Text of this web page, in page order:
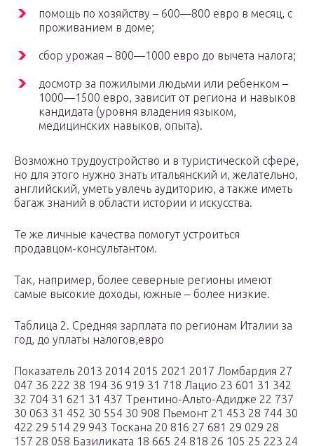
помощь по хозяйству – 600—800 евро в месяц, с
проживанием в доме;
сбор урожая – 800—1000 евро до вычета налога;
досмотр за пожилыми людьми или ребенком –
1000—1500 евро, зависит от региона и навыков
кандидата (уровня владения языком,
медицинских навыков, опыта).
Возможно трудоустройство и в туристической сфере,
но для этого нужно знать итальянский и, желательно,
английский, уметь увлечь аудиторию, а также иметь
багаж знаний в области истории и искусства.
Те же личные качества помогут устроиться
продавцом-консультантом.
Так, например, более северные регионы имеют
самые высокие доходы, южные ‒ более низкие.
Таблица 2. Средняя зарплата по регионам Италии за
год, до уплаты налогов,евро
Показатель 2013 2014 2015 2021 2017 Ломбардия 27
047 36 222 38 194 36 919 31 718 Лацио 23 601 31 342
32 704 31 621 31 437 Трентино-Альто-Адидже 22 737
30 063 31 452 30 554 30 908 Пьемонт 21 453 28 744 30
422 29 514 29 943 Тоскана 20 816 27 681 29 029 28
157 28 058 Базиликата 18 665 24 818 26 105 25 223 24